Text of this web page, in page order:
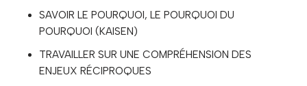
SAVOIR LE POURQUOI, LE POURQUOI DU
POURQUOI (KAISEN)
TRAVAILLER SUR UNE COMPRÉHENSION DES
ENJEUX RÉCIPROQUES